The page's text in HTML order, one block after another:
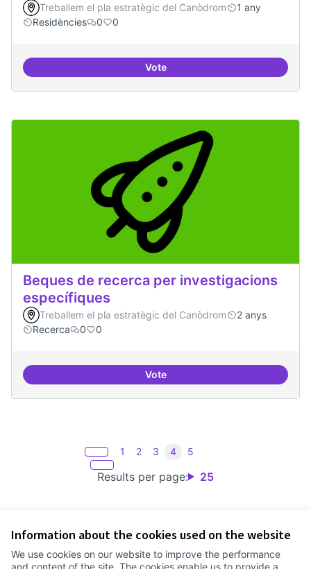
Information about the cookies used on the website
We use cookies on our website to improve the performance
and content of the site. The cookies enable us to provide a
Treballem el pla estratègic del Canòdrom
1 any
Residències
0 0
VoteCampanya de comunicació
Beques de recerca per investigacions
específiques
Treballem el pla estratègic del Canòdrom
2 anys
Recerca
0 0
VoteBeques de recerca per
Results per page: 25
1 2 3 4 5
Cookie settings